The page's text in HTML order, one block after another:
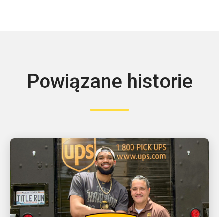
Powiązane historie